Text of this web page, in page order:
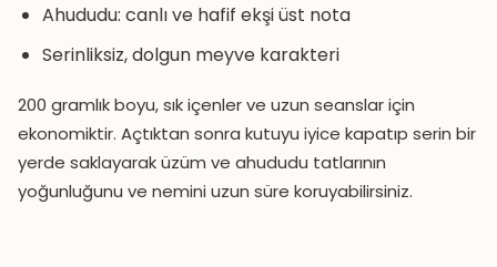
Ahududu: canlı ve hafif ekşi üst nota
Serinliksiz, dolgun meyve karakteri
200 gramlık boyu, sık içenler ve uzun seanslar için
ekonomiktir. Açtıktan sonra kutuyu iyice kapatıp serin bir
yerde saklayarak üzüm ve ahududu tatlarının
yoğunluğunu ve nemini uzun süre koruyabilirsiniz.